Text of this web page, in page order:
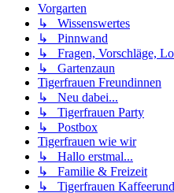
Vorgarten
↳ Wissenswertes
↳ Pinnwand
↳ Fragen, Vorschläge,
↳ Gartenzaun
Tigerfrauen Freundinnen
↳ Neu dabei...
↳ Tigerfrauen Party
↳ Postbox
Tigerfrauen wie wir
↳ Hallo erstmal...
↳ Familie & Freizeit
↳ Tigerfrauen